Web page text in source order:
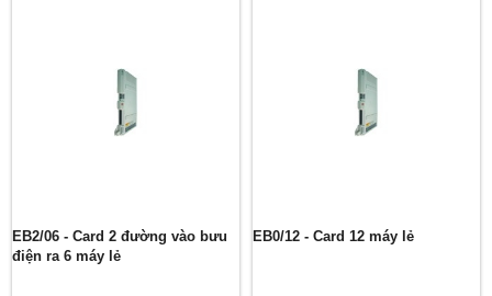
EB2/06 - Card 2 đường vào bưu
điện ra 6 máy lẻ
EB0/12 - Card 12 máy lẻ